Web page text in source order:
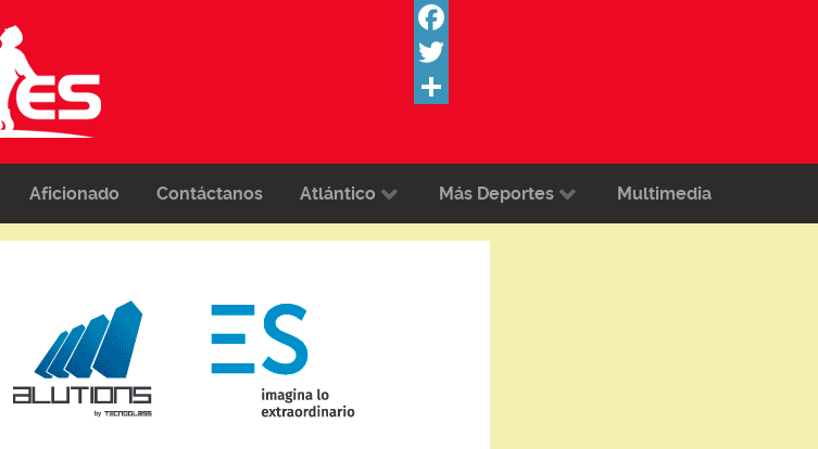
Facebook
Twitter
Aficionado Contáctanos Atlántico Más Deportes Multimedia